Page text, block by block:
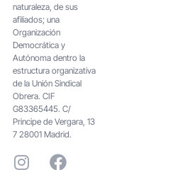
naturaleza, de sus
afiliados; una
Organización
Democrática y
Autónoma dentro la
estructura organizativa
de la Unión Sindical
Obrera. CIF
G83365445. C/
Principe de Vergara, 13
7 28001 Madrid.